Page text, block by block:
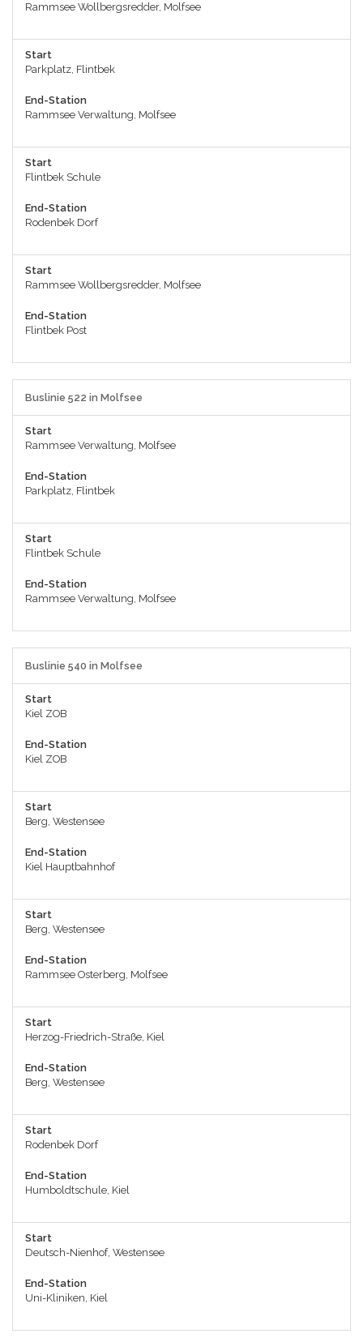
Rammsee Wollbergsredder, Molfsee
Start
Parkplatz, Flintbek
End-Station
Rammsee Verwaltung, Molfsee
Start
Flintbek Schule
End-Station
Rodenbek Dorf
Start
Rammsee Wollbergsredder, Molfsee
End-Station
Flintbek Post
Buslinie 522 in Molfsee
Start
Rammsee Verwaltung, Molfsee
End-Station
Parkplatz, Flintbek
Start
Flintbek Schule
End-Station
Rammsee Verwaltung, Molfsee
Buslinie 540 in Molfsee
Start
Kiel ZOB
End-Station
Kiel ZOB
Start
Berg, Westensee
End-Station
Kiel Hauptbahnhof
Start
Berg, Westensee
End-Station
Rammsee Osterberg, Molfsee
Start
Herzog-Friedrich-Straße, Kiel
End-Station
Berg, Westensee
Start
Rodenbek Dorf
End-Station
Humboldtschule, Kiel
Start
Deutsch-Nienhof, Westensee
End-Station
Uni-Kliniken, Kiel